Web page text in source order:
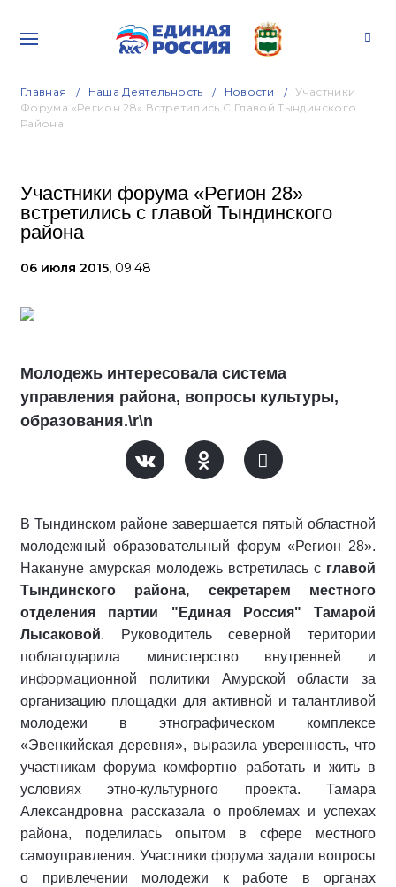
Главная Наша Деятельность Новости
Участники
Форума «Регион 28» Встретились С Главой Тындинского
Района
Участники форума «Регион 28»
встретились с главой Тындинского
района
06 июля 2015, 09:48
Молодежь интересовала система
управления района, вопросы культуры,
образования.\r\n
В Тындинском районе завершается пятый областной
молодежный образовательный форум «Регион 28».
Накануне амурская молодежь встретилась с главой
Тындинского района, секретарем местного
отделения партии "Единая Россия" Тамарой
Лысаковой. Руководитель северной територии
поблагодарила министерство внутренней и
информационной политики Амурской области за
организацию площадки для активной и талантливой
молодежи в этнографическом комплексе
«Эвенкийская деревня», выразила уверенность, что
участникам форума комфортно работать и жить в
условиях этно-культурного проекта. Тамара
Александровна рассказала о проблемах и успехах
района, поделилась опытом в сфере местного
самоуправления. Участники форума задали вопросы
о привлечении молодежи к работе в органах